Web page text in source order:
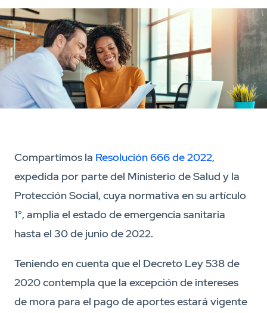
Compartimos la Resolución 666 de 2022,
expedida por parte del Ministerio de Salud y la
Protección Social, cuya normativa en su artículo
1°, amplia el estado de emergencia sanitaria
hasta el 30 de junio de 2022.
Teniendo en cuenta que el Decreto Ley 538 de
2020 contempla que la excepción de intereses
de mora para el pago de aportes estará vigente